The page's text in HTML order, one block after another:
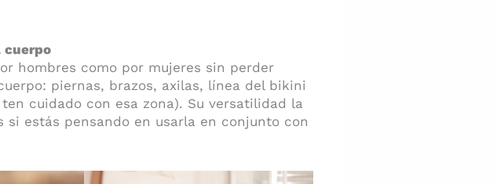
cuerpo
hombres como por mujeres sin perder
piernas, brazos, axilas, línea del bikini
cuidado con esa zona). Su versatilidad la
estás pensando en usarla en conjunto con